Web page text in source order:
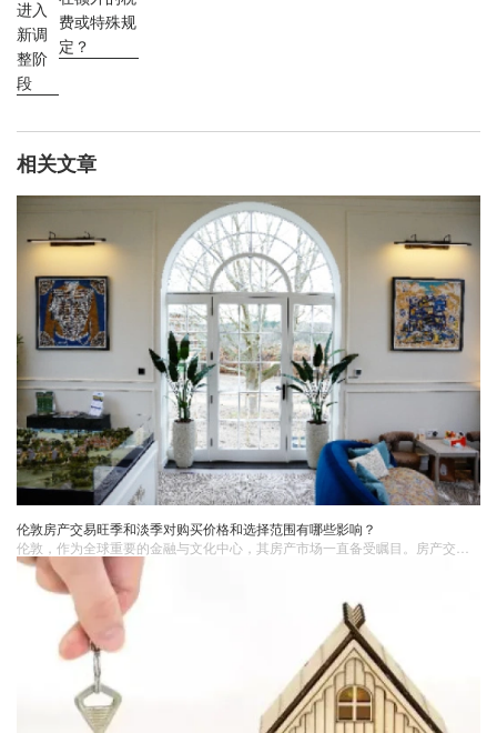
进入
新调
整阶
段
费或特殊规
定？
相关文章
伦敦房产交易旺季和淡季对购买价格和选择范围有哪些影响？